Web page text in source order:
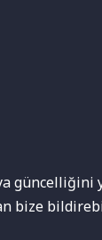
güncelliğini
bize